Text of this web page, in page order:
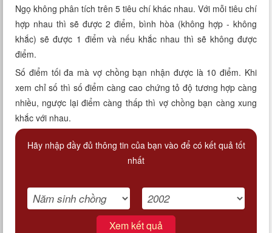
Ngọ không phân tích trên 5 tiêu chí khác nhau. Với mỗi tiêu chí
hợp nhau thì sẽ được 2 điểm, bình hòa (không hợp - không
khắc) sẽ được 1 điểm và nếu khắc nhau thì sẽ không được
điểm.
Số điểm tối đa mà vợ chồng bạn nhận được là 10 điểm. Khi
xem chỉ số thì số điểm càng cao chứng tỏ độ tương hợp càng
nhiều, ngược lại điểm càng thấp thì vợ chồng bạn càng xung
khắc với nhau.
Hãy nhập đầy đủ thông tin của bạn vào để có kết quả tốt
nhất
Xem kết quả